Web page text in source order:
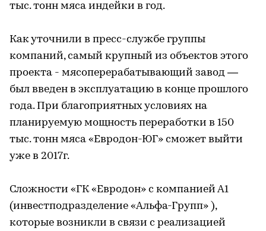
тыс. тонн мяса индейки в год.
Как уточнили в пресс-службе группы
компаний, самый крупный из объектов этого
проекта - мясоперерабатывающий завод —
был введен в эксплуатацию в конце прошлого
года. При благоприятных условиях на
планируемую мощность переработки в 150
тыс. тонн мяса «Евродон-ЮГ» сможет выйти
уже в 2017г.
Сложности «ГК «Евродон» с компанией А1
(инвестподразделение «Альфа-Групп» ),
которые возникли в связи с реализацией